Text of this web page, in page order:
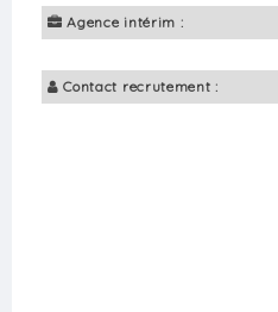
Agence intérim :
Contact recrutement :